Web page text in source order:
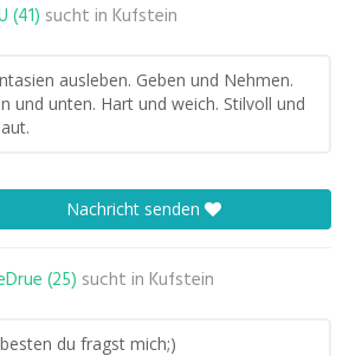
(41) sucht in Kufstein
ausleben. Geben und Nehmen.
und unten. Hart und weich. Stilvoll und
Nachricht senden
(25) sucht in Kufstein
du fragst mich;)